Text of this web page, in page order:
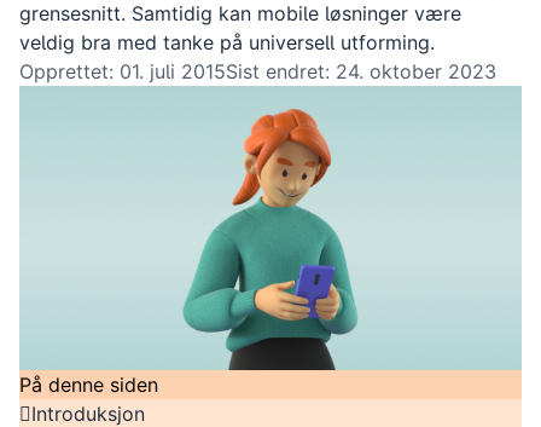
grensesnitt. Samtidig kan mobile løsninger være
veldig bra med tanke på universell utforming.
Opprettet: 01. juli 2015Sist endret: 24. oktober 2023
På denne siden
Introduksjon